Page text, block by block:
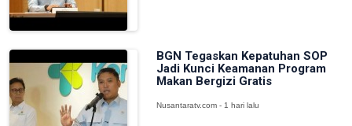
BGN Tegaskan Kepatuhan SOP
Jadi Kunci Keamanan Program
Makan Bergizi Gratis
Nusantaratv.com - 1 hari lalu